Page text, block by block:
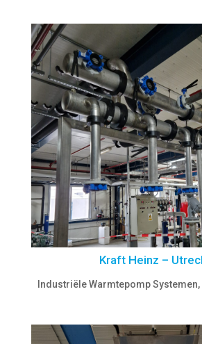
Kraft Heinz –
Industriële Warmtepomp Systemen,